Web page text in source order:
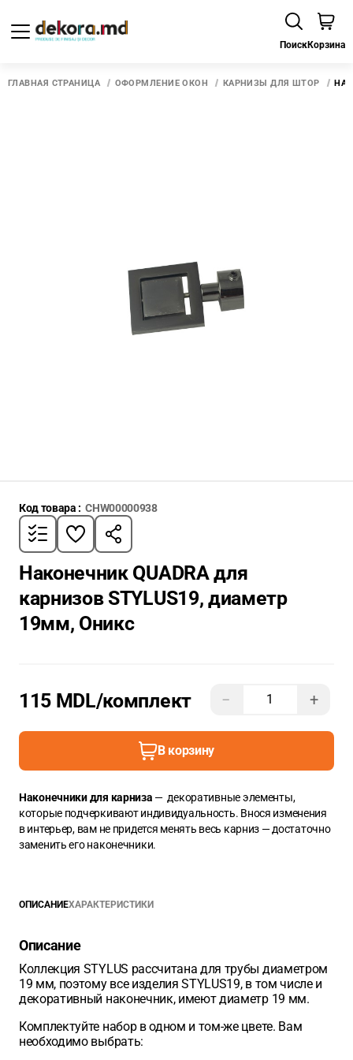
ПоискКорзина
ГЛАВНАЯ СТРАНИЦА ОФОРМЛЕНИЕ ОКОН КАРНИЗЫ ДЛЯ ШТОР
Код товара : CHW00000938
Наконечник QUADRA для
карнизов STYLUS19, диаметр
19мм, Оникс
115 MDL/комплект − +
В корзину
Наконечники для карниза — декоративные элементы,
которые подчеркивают индивидуальность. Внося изменения
в интерьер, вам не придется менять весь карниз — достаточно
заменить его наконечники.
ОПИСАНИЕХАРАКТЕРИСТИКИ
Описание
Коллекция STYLUS рассчитана для трубы диаметром
19 мм, поэтому все изделия STYLUS19, в том числе и
декоративный наконечник, имеют диаметр 19 мм.
Комплектуйте набор в одном и том-же цвете. Вам
необходимо выбрать: